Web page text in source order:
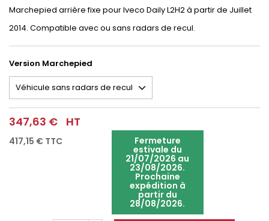
Marchepied arrière fixe pour Iveco Daily L2H2 à partir de Juillet
2014. Compatible avec ou sans radars de recul.
Version Marchepied
347,63 € HT
417,15 € TTC Fermeture
estivale du
21/07/2026 au
23/08/2026.
Prochaine
expédition à
partir du
28/08/2026.